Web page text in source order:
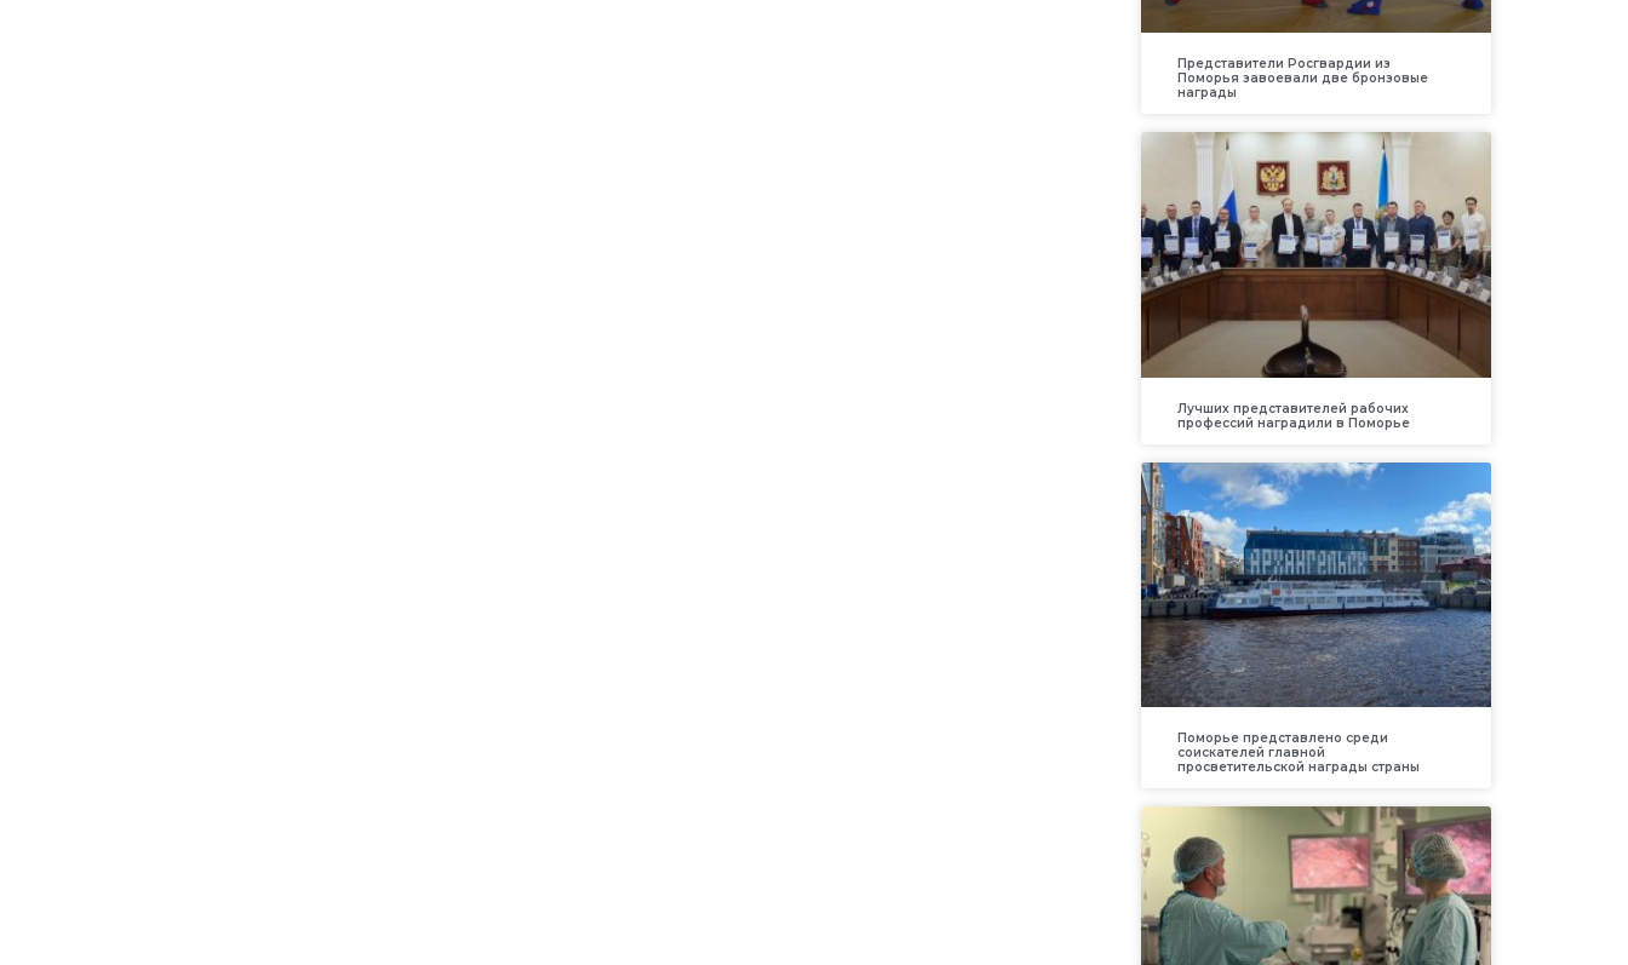
Представители Росгвардии из
Поморья завоевали две бронзовые
награды
Лучших представителей рабочих
профессий наградили в Поморье
Поморье представлено среди
соискателей главной
просветительской награды страны